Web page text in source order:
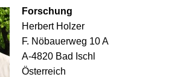
Forschung
Herbert Holzer
F. Nöbauerweg 10 A
A-4820 Bad Ischl
Österreich